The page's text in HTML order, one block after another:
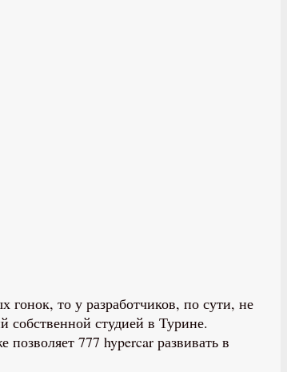
то у разработчиков, по сути, не
студией в Турине.
777 hypercar развивать в